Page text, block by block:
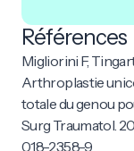
Références
Migliorini F,
Arthroplastie
totale du genou
Surg Traumatol.
018-2358-9